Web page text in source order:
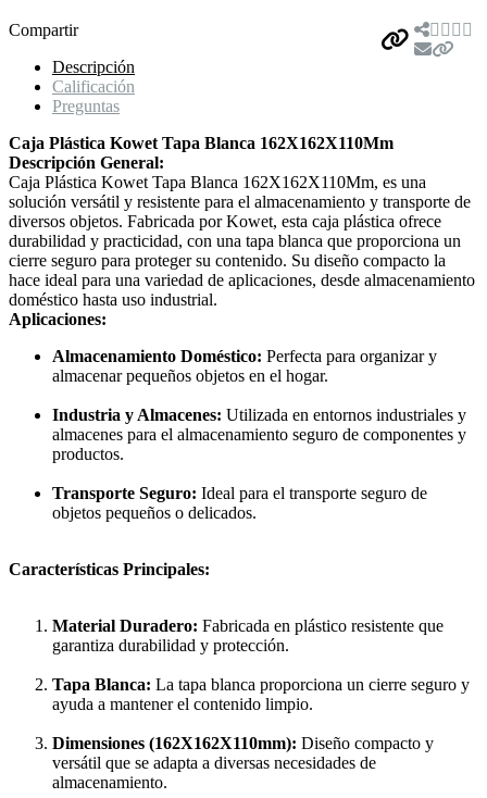
Compartir
Descripción
Calificación
Preguntas
Caja Plástica Kowet Tapa Blanca 162X162X110Mm
Descripción General:
Caja Plástica Kowet Tapa Blanca 162X162X110Mm, es una
solución versátil y resistente para el almacenamiento y transporte de
diversos objetos. Fabricada por Kowet, esta caja plástica ofrece
durabilidad y practicidad, con una tapa blanca que proporciona un
cierre seguro para proteger su contenido. Su diseño compacto la
hace ideal para una variedad de aplicaciones, desde almacenamiento
doméstico hasta uso industrial.
Aplicaciones:
Almacenamiento Doméstico: Perfecta para organizar y
almacenar pequeños objetos en el hogar.
Industria y Almacenes: Utilizada en entornos industriales y
almacenes para el almacenamiento seguro de componentes y
productos.
Transporte Seguro: Ideal para el transporte seguro de
objetos pequeños o delicados.
Características Principales:
Material Duradero: Fabricada en plástico resistente que
garantiza durabilidad y protección.
Tapa Blanca: La tapa blanca proporciona un cierre seguro y
ayuda a mantener el contenido limpio.
Dimensiones (162X162X110mm): Diseño compacto y
versátil que se adapta a diversas necesidades de
almacenamiento.